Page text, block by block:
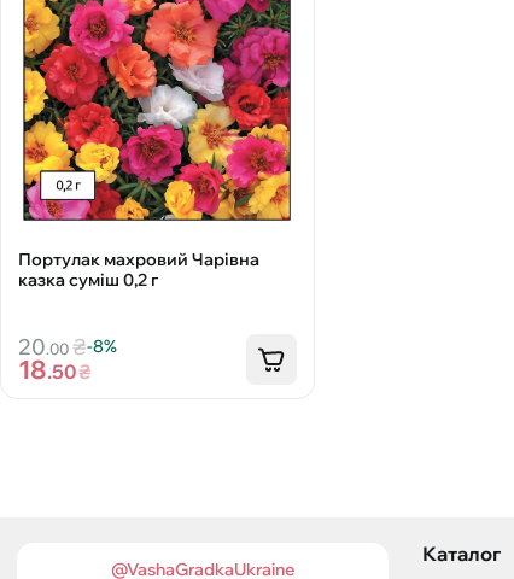
Портулак махровий Чарівна
казка суміш 0,2 г
20.00 ₴-8%
18.50₴
@VashaGradkaUkraine
Каталог